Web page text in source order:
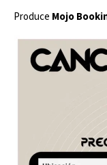
Produce Mojo